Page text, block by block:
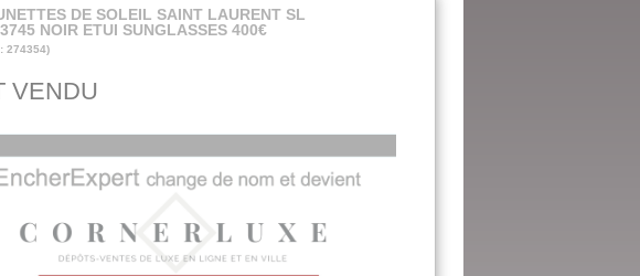
DE SOLEIL SAINT LAURENT SL
NOIR ETUI SUNGLASSES 400€
274354)
VENDU